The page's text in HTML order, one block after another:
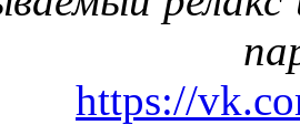
https://